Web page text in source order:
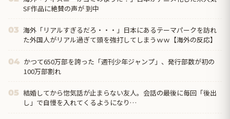
SF作品に絶賛の声が 到中
03 海外「リアルすぎるだろ・・・」日本にあるテーマパークを訪れ
た外国人がリアル過ぎて頭を強打してしまうｗｗ【海外の反応】
04 かつて650万部を誇った「週刊少年ジャンプ」、発行部数が初の
100万部割れ
05 結婚してから惚気話が止まらない友人。会話の最後に毎回「後出
し」で自慢を入れてくるようになり…